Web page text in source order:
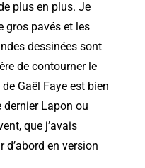
plus en plus. Je
gros pavés et les
dessinées sont
de contourner le
Gaël Faye est bien
dernier Lapon ou
que j’avais
en version